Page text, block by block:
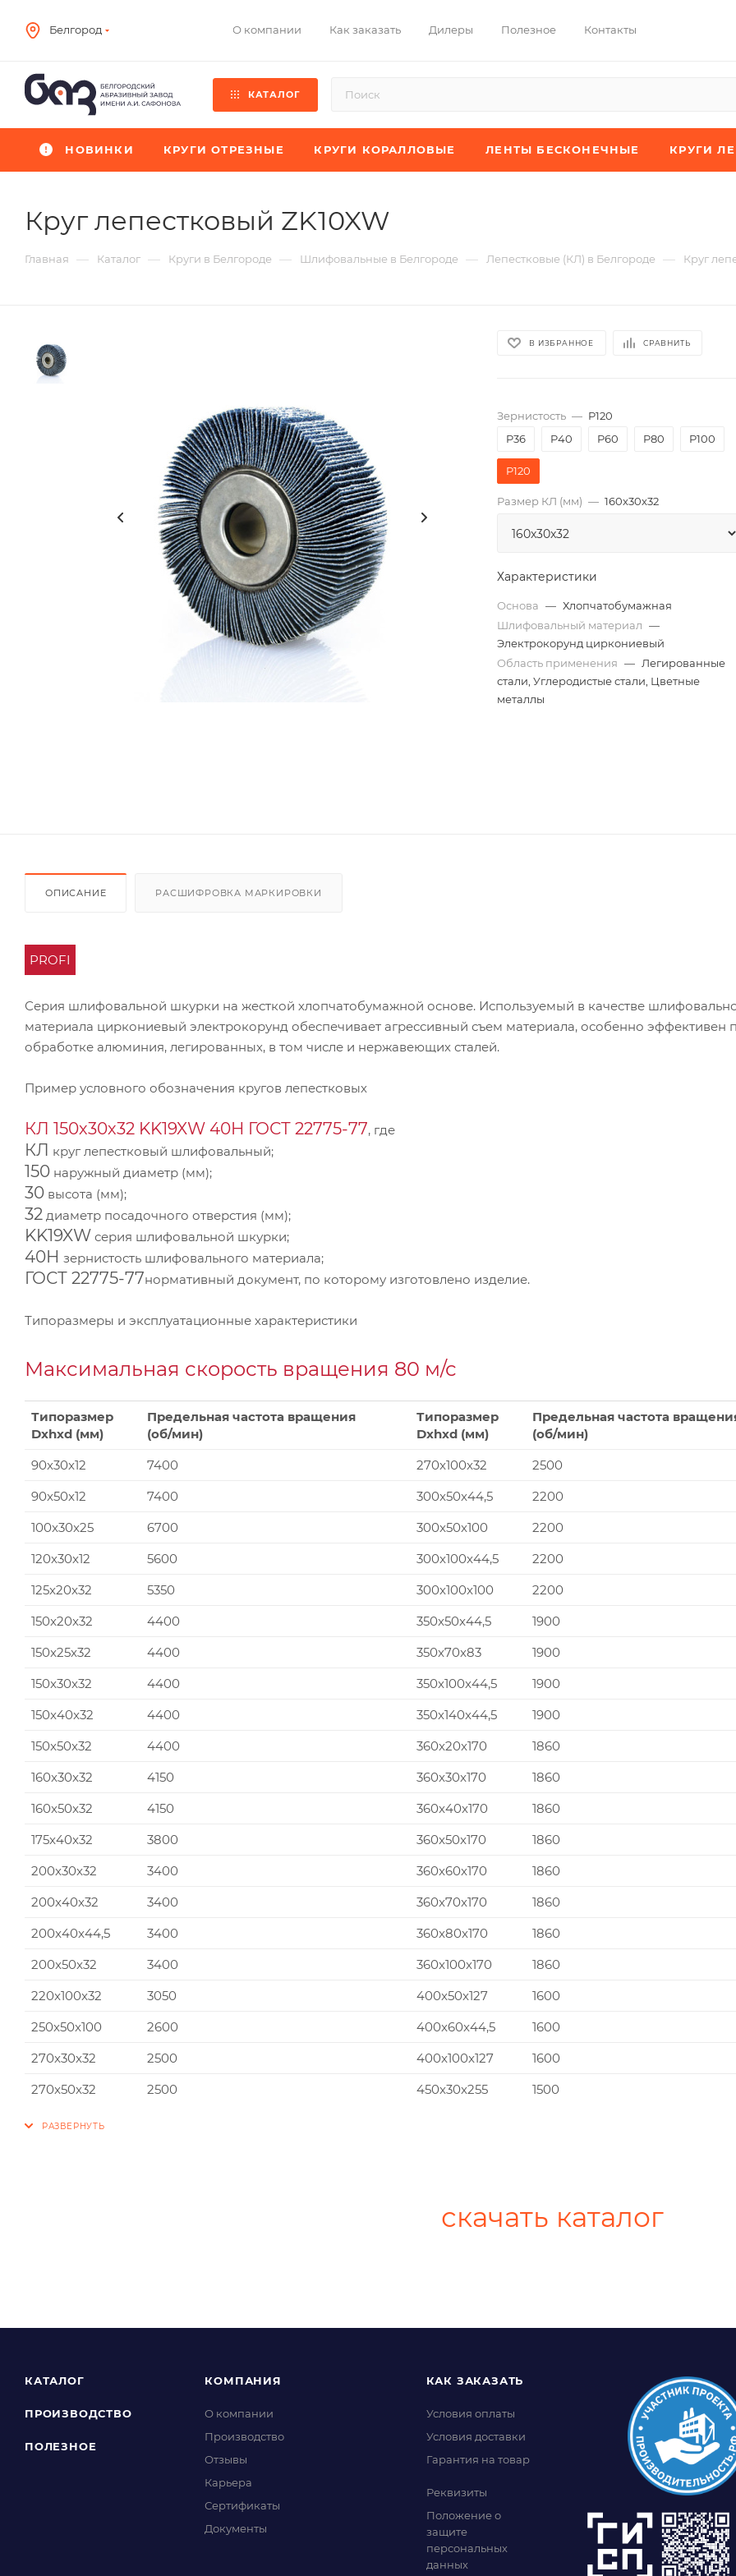
Белгород О компании Как заказать Дилеры Полезное Контакты
КАТАЛОГ
НОВИНКИ КРУГИ ОТРЕЗНЫЕ КРУГИ КОРАЛЛОВЫЕ ЛЕНТЫ БЕСКОНЕЧНЫЕ КРУГИ
Круг лепестковый ZK10XW
Главная — Каталог — Круги в Белгороде — Шлифовальные в Белгороде — Лепестковые (КЛ) в Белгороде — Круг
В ИЗБРАННОЕ СРАВНИТЬ
Зернистость — P120
P36
P40 P60 P80 P100
P120
Размер КЛ (мм) — 160x30x32
Характеристики
Основа — Хлопчатобумажная
Шлифовальный материал —
Электрокорунд циркониевый
Область применения — Легированные
стали, Углеродистые стали, Цветные
металлы
ОПИСАНИЕ РАСШИФРОВКА МАРКИРОВКИ
PROFI
Серия шлифовальной шкурки на жесткой хлопчатобумажной основе. Используемый в качестве
материала циркониевый электрокорунд обеспечивает агрессивный съем материала, особенно эффективен
обработке алюминия, легированных, в том числе и нержавеющих сталей.
Пример условного обозначения кругов лепестковых
КЛ 150х30х32 KK19XW 40Н ГОСТ 22775-77, где
КЛ круг лепестковый шлифовальный;
150 наружный диаметр (мм);
30 высота (мм);
32 диаметр посадочного отверстия (мм);
KK19XW серия шлифовальной шкурки;
40Н зернистость шлифовального материала;
ГОСТ 22775-77нормативный документ, по которому изготовлено изделие.
Типоразмеры и эксплуатационные характеристики
Максимальная скорость вращения 80 м/с
Типоразмер
Dxhxd (мм)
Предельная частота вращения
(об/мин)
Типоразмер
Dxhxd (мм)
Предельная частота
(об/мин)
90x30x12
7400 270x100x32
2500
90x50x12
7400 300x50x44,5
2200
100x30x25
6700 300x50x100
2200
120x30x12
5600 300x100x44,5
2200
125x20x32
5350 300x100x100
2200
150x20x32
4400 350x50x44,5
1900
150x25x32
4400 350x70x83
1900
150x30x32
4400 350x100x44,5
1900
150x40x32
4400 350x140x44,5
1900
150x50x32
4400 360x20x170
1860
160x30x32
4150 360x30x170
1860
160x50x32
4150 360x40x170
1860
175x40x32
3800 360x50x170
1860
200x30x32
3400 360x60x170
1860
200x40x32
3400 360x70x170
1860
200x40x44,5
3400 360x80x170
1860
200x50x32
3400 360x100x170
1860
220x100x32
3050 400x50x127
1600
250x50x100
2600 400x60x44,5
1600
270x30x32
2500 400x100x127
1600
270x50x32
2500 450x30x255 1500
скачать каталог
КАТАЛОГ
ПРОИЗВОДСТВО
ПОЛЕЗНОЕ
КОМПАНИЯ
О компании
Производство
Отзывы
Карьера
Сертификаты
Документы
КАК ЗАКАЗАТЬ
Условия оплаты
Условия доставки
Гарантия на товар
Реквизиты
Положение о
защите
персональных
данных